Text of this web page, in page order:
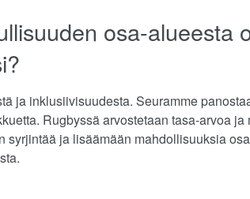
osa-alueesta
ja inklusiivisuudesta. Seuramme
Rugbyssä arvostetaan tasa-arvoa
syrjintää ja lisäämään mahdollisuuksia